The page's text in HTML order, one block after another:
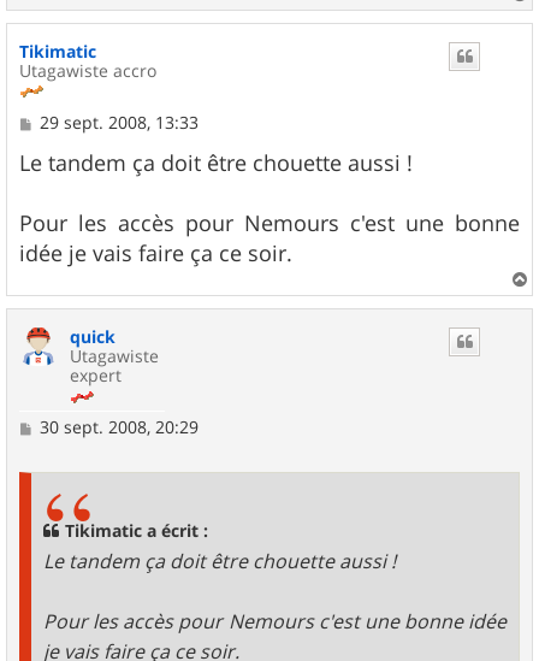
a
u
Tikimatic
Utagawiste accro
M
s
s
g
e
29 sept. 2008, 13:33
Le tandem ça doit être chouette aussi !
Pour les accès pour Nemours c'est une bonne
idée je vais faire ça ce soir.
a
quick
Utagawiste
expert
M
30 sept. 2008, 20:29
Tikimatic a écrit :
Le tandem ça doit être chouette aussi !
Pour les accès pour Nemours c'est une bonne idée
je vais faire ça ce soir.